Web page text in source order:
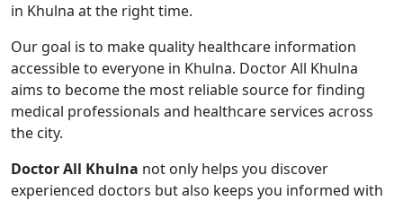
in Khulna at the right time.
Our goal is to make quality healthcare information
accessible to everyone in Khulna. Doctor All Khulna
aims to become the most reliable source for finding
medical professionals and healthcare services across
the city.
Doctor All Khulna not only helps you discover
experienced doctors but also keeps you informed with